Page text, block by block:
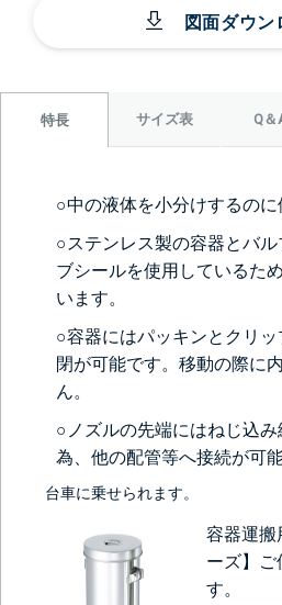
図面ダウ
特長 サイズ表 Q＆
○中の液体を小分けするのに
○ステンレス製の容器とバ
ブシールを使用しているた
います。
○容器にはパッキンとクリ
閉が可能です。移動の際に
ん。
○ノズルの先端にはねじ込
為、他の配管等へ接続が可能
台車に乗せられます。
容器運搬
ーズ】ご
す。